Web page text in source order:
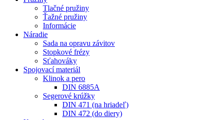
Tlačné pružiny
Ťažné pružiny
Informácie
Náradie
Sada na opravu závitov
Stopkové frézy
Sťahováky
Spojovací materiál
Klinok a pero
DIN 6885A
Segerové krúžky
DIN 471 (na hriadeľ)
DIN 472 (do diery)